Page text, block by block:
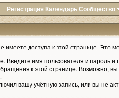
Регистрация КалендарьСообщество
доступа к этой странице. Это
Введите имя пользователя и пароль и
к этой странице. Возможно,
вашу учётную запись, или вы не